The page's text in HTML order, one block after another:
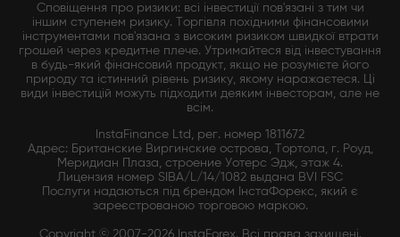
Сповіщення про ризики: всі інвестиції пов'язані з тим чи
іншим ступенем ризику. Торгівля похідними фінансовими
інструментами пов'язана з високим ризиком швидкої втрати
грошей через кредитне плече. Утримайтеся від інвестування
в будь-який фінансовий продукт, якщо не розумієте його
природу та істинний рівень ризику, якому наражаєтеся. Ці
види інвестицій можуть підходити деяким інвесторам, але не
всім.
InstaFinance Ltd, рег. номер 1811672
Адрес: Британские Виргинские острова, Тортола, г. Роуд,
Меридиан Плаза, строение Уотерс Эдж, этаж 4.
Лицензия номер SIBA/L/14/1082 выдана BVI FSC
Послуги надаються під брендом ІнстаФорекс, який є
зареєстрованою торговою маркою.
Copyright © 2007-2026 InstaForex. Всі права захищені.